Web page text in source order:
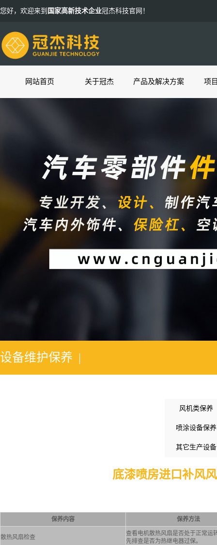
您好，欢迎来到 国家高新技术企业冠杰科技官网！
网站首页 关于冠杰 产品及解决方案 项
设备维护保养 |
风机类保养
喷涂设备保养
其它生产设备
底漆喷房进口补风
保养内容 保养方法
散热风扇检查
查看电机散热风扇是否处于正常运
先排查是否为热继电器过保。